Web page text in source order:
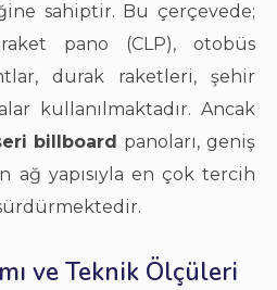
sahiptir. Bu çerçevede;
pano (CLP), otobüs
durak raketleri, şehir
kullanılmaktadır. Ancak
billboard panoları, geniş
ağ yapısıyla en çok tercih
ve Teknik Ölçüleri